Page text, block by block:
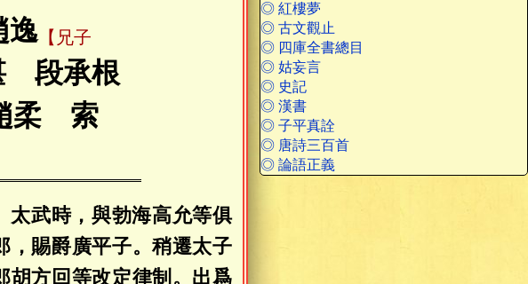
◎ 紅樓夢
◎ 古文觀止
◎ 四庫全書總目
◎ 姑妄言
◎ 史記
◎ 漢書
◎ 子平真詮
◎ 唐詩三百首
◎ 論語正義
【兄子
段承根
柔 索
太武時，與勃海高允等俱
，賜爵廣平子。稍遷太子
胡方回等改定律制。出爲